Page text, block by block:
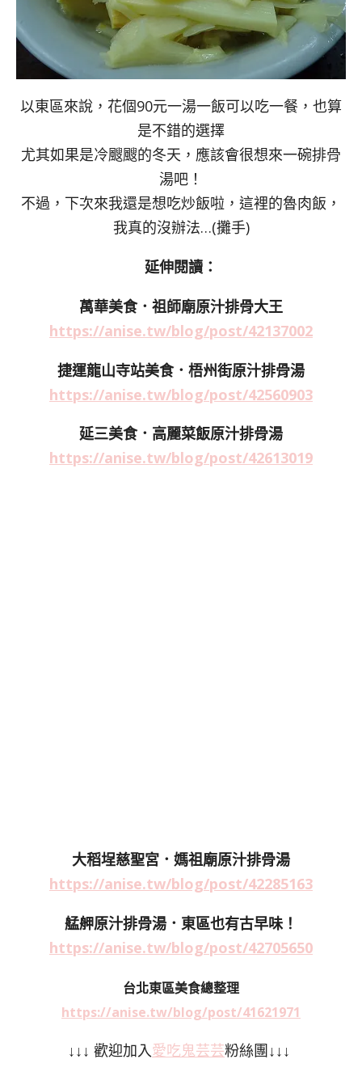
以東區來說，花個90元一湯一飯可以吃一餐，也算
是不錯的選擇
尤其如果是冷颼颼的冬天，應該會很想來一碗排骨
湯吧！
不過，下次來我還是想吃炒飯啦，這裡的魯肉飯，
我真的沒辦法…(攤手)
延伸閱讀：
萬華美食．祖師廟原汁排骨大王
https://anise.tw/blog/post/42137002
捷運龍山寺站美食．梧州街原汁排骨湯
https://anise.tw/blog/post/42560903
延三美食．高麗菜飯原汁排骨湯
https://anise.tw/blog/post/42613019
大稻埕慈聖宮．媽祖廟原汁排骨湯
https://anise.tw/blog/post/42285163
艋舺原汁排骨湯．東區也有古早味！
https://anise.tw/blog/post/42705650
台北東區美食總整理
https://anise.tw/blog/post/41621971
↓↓↓ 歡迎加入愛吃鬼芸芸粉絲團↓↓↓